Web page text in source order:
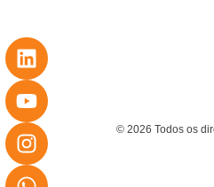
© 2026 Todos os